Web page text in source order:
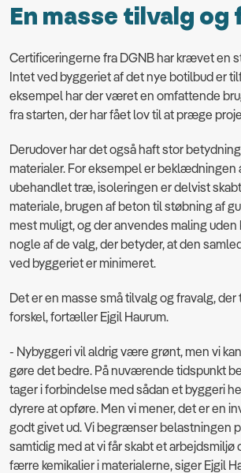
En masse tilvalg og
Certificeringerne fra DGNB har krævet en
Intet ved byggeriet af det nye botilbud er
eksempel har der været en omfattende
fra starten, der har fået lov til at præge
Derudover har det også haft stor
materialer. For eksempel er beklædningen
ubehandlet træ, isoleringen er delvist
materiale, brugen af beton til støbning af
mest muligt, og der anvendes maling uden
nogle af de valg, der betyder, at den
ved byggeriet er minimeret.
Det er en masse små tilvalg og fravalg,
forskel, fortæller Ejgil Haurum.
- Nybyggeri vil aldrig være grønt, men vi
gøre det bedre. På nuværende tidspunkt
tager i forbindelse med sådan et byggeri
dyrere at opføre. Men vi mener, det er en
godt givet ud. Vi begrænser belastningen
samtidig med at vi får skabt et arbejdsmiljø
færre kemikalier i materialerne, siger Ejgil